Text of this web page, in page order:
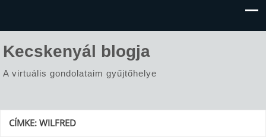
Kecskenyál blogja
A virtuális gondolataim gyűjtőhelye
CÍMKE:WILFRED